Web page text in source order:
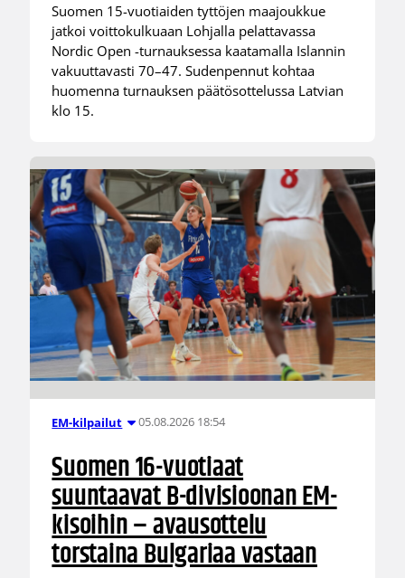
Suomen 15-vuotiaiden tyttöjen maajoukkue
jatkoi voittokulkuaan Lohjalla pelattavassa
Nordic Open -turnauksessa kaatamalla Islannin
vakuuttavasti 70–47. Sudenpennut kohtaa
huomenna turnauksen päätösottelussa Latvian
klo 15.
EM-kilpailut 05.08.2026 18:54
Suomen 16-vuotiaat
suuntaavat B-divisioonan EM-
kisoihin – avausottelu
torstaina Bulgariaa vastaan